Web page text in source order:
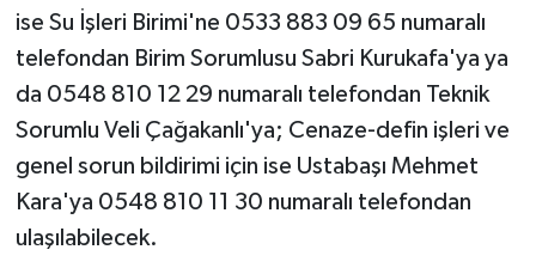
ise Su İşleri Birimi'ne 0533 883 09 65 numaralı
telefondan Birim Sorumlusu Sabri Kurukafa'ya ya
da 0548 810 12 29 numaralı telefondan Teknik
Sorumlu Veli Çağakanlı'ya; Cenaze-defin işleri ve
genel sorun bildirimi için ise Ustabaşı Mehmet
Kara'ya 0548 810 11 30 numaralı telefondan
ulaşılabilecek.